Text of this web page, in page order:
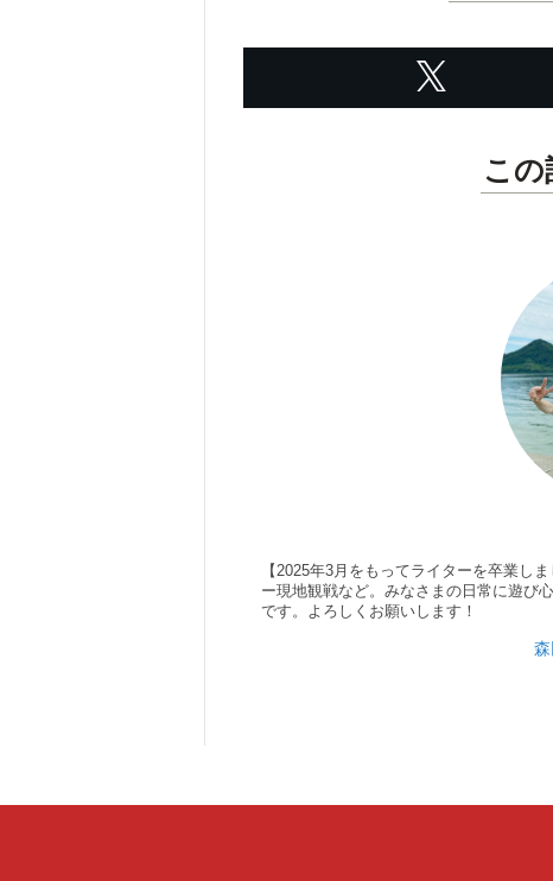
この
【2025年3月をもってライターを卒業し
ー現地観戦など。みなさまの日常に遊び
です。よろしくお願いします！